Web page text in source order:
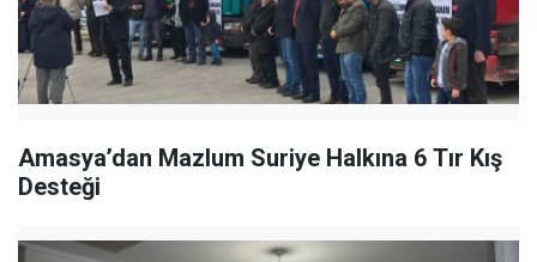
Amasya’dan Mazlum Suriye Halkına 6 Tır Kış
Desteği